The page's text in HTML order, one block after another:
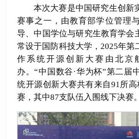
本次大赛是中国研究生创新
赛事之一，由教育部学位管理
导、中国学位与研究生教育学会
常设于国防科技大学，2025年第
作系统开源创新大赛由北京
办。“中国数谷·华为杯”第二届
统开源创新大赛共有来自91所
赛，其中87支队伍入围线下决赛。